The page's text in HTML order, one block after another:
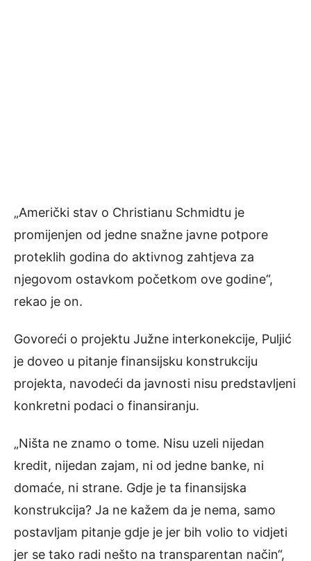
„Američki stav o Christianu Schmidtu je
promijenjen od jedne snažne javne potpore
proteklih godina do aktivnog zahtjeva za
njegovom ostavkom početkom ove godine“,
rekao je on.
Govoreći o projektu Južne interkonekcije, Puljić
je doveo u pitanje finansijsku konstrukciju
projekta, navodeći da javnosti nisu predstavljeni
konkretni podaci o finansiranju.
„Ništa ne znamo o tome. Nisu uzeli nijedan
kredit, nijedan zajam, ni od jedne banke, ni
domaće, ni strane. Gdje je ta finansijska
konstrukcija? Ja ne kažem da je nema, samo
postavljam pitanje gdje je jer bih volio to vidjeti
jer se tako radi nešto na transparentan način“,